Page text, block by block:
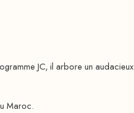
JC, il arbore un
Maroc.